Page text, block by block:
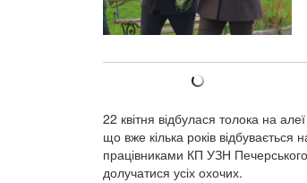
22 квітня відбулася толока на
що вже кілька років відбувається
працівниками КП УЗН
долучатися усіх охочих.